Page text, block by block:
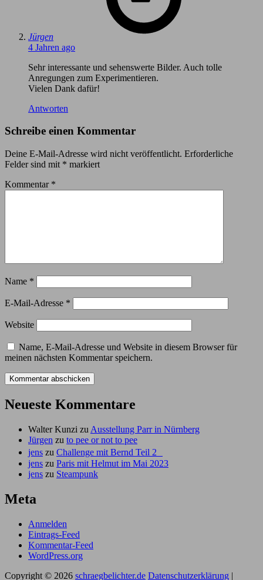
Jürgen
4 Jahren ago
Sehr interessante und sehenswerte Bilder. Auch tolle
Anregungen zum Experimentieren.
Vielen Dank dafür!
Antworten
Schreibe einen Kommentar
Deine E-Mail-Adresse wird nicht veröffentlicht. Erforderliche
Felder sind mit * markiert
Kommentar *
Name *
E-Mail-Adresse *
Website
Name, E-Mail-Adresse und Website in diesem Browser für
meinen nächsten Kommentar speichern.
Neueste Kommentare
Walter Kunzi zu Ausstellung Parr in Nürnberg
Jürgen zu to pee or not to pee
jens zu Challenge mit Bernd Teil 2
jens zu Paris mit Helmut im Mai 2023
jens zu Steampunk
Meta
Anmelden
Eintrags-Feed
Kommentar-Feed
WordPress.org
Copyright © 2026 schraegbelichter.de Datenschutzerklärung |